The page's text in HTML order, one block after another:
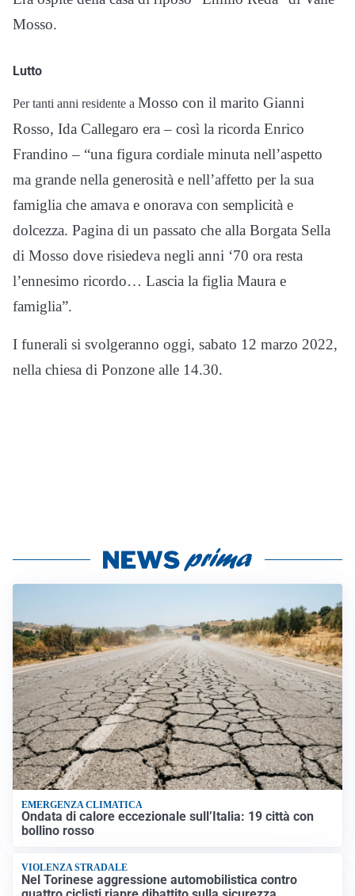
Mosso.
Lutto
Per tanti anni residente a Mosso con il marito Gianni
Rosso, Ida Callegaro era – così la ricorda Enrico
Frandino – “una figura cordiale minuta nell’aspetto
ma grande nella generosità e nell’affetto per la sua
famiglia che amava e onorava con semplicità e
dolcezza. Pagina di un passato che alla Borgata Sella
di Mosso dove risiedeva negli anni ‘70 ora resta
l’ennesimo ricordo… Lascia la figlia Maura e
famiglia”.
I funerali si svolgeranno oggi, sabato 12 marzo 2022,
nella chiesa di Ponzone alle 14.30.
EMERGENZA CLIMATICA
Ondata di calore eccezionale sull’Italia: 19 città con
bollino rosso
VIOLENZA STRADALE
Nel Torinese aggressione automobilistica contro